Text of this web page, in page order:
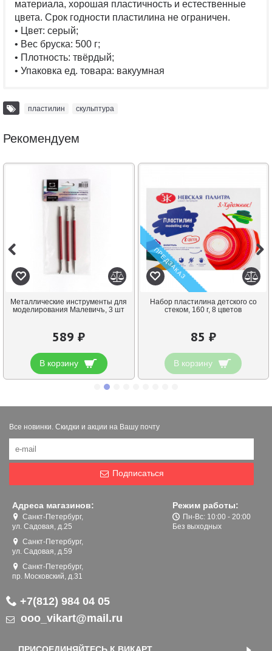
материала, хорошая пластичность и естественные
цвета. Срок годности пластилина не ограничен.
• Цвет: серый;
• Вес бруска: 500 г;
• Плотность: твёрдый;
• Упаковка ед. товара: вакуумная
пластилин скульптура
Рекомендуем
Металлические инструменты для
моделирования Малевичъ, 3 шт
589 ₽
В корзину
ПРЕДЗАКАЗ
Набор пластилина детского со
стеком, 160 г, 8 цветов
85 ₽
В корзину
Все новинки. Скидки и акции на Вашу почту
Подписаться
Адреса магазинов:
Санкт-Петербург,
ул. Садовая, д.25
Санкт-Петербург,
ул. Садовая, д.59
Санкт-Петербург,
пр. Московский, д.31
Режим работы:
Пн-Вс: 10:00 - 20:00
Без выходных
+7(812) 984 04 05
ooo_vikart@mail.ru